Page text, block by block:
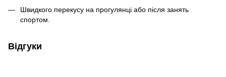
Швидкого перекусу на прогулянці або після занять
спортом.
Відгуки